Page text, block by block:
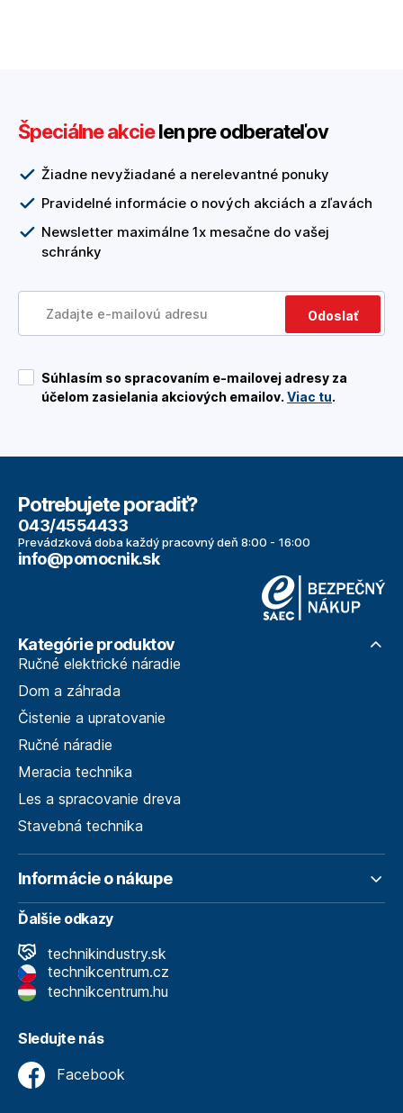
Špeciálne akcielen pre odberateľov
Žiadne nevyžiadané a nerelevantné ponuky
Pravidelné informácie o nových akciách a zľavách
Newsletter maximálne 1x mesačne do vašej
schránky
Odoslať
Súhlasím so spracovaním e-mailovej adresy za
účelom zasielania akciových emailov. Viac tu.
Potrebujete poradiť?
043/4554433
Prevádzková doba každý pracovný deň 8:00 - 16:00
info@pomocnik.sk
Kategórie produktov
Ručné elektrické náradie
Dom a záhrada
Čistenie a upratovanie
Ručné náradie
Meracia technika
Les a spracovanie dreva
Stavebná technika
Informácie o nákupe
Ďalšie odkazy
technikindustry.sk
technikcentrum.cz
technikcentrum.hu
Sledujte nás
Facebook